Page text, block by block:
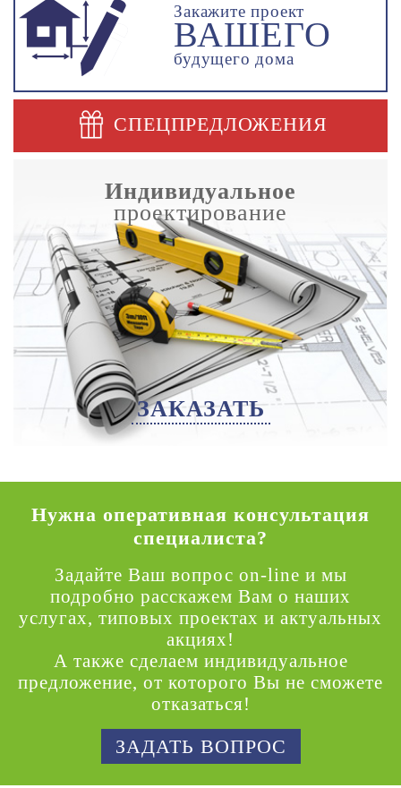
Закажите проект
ВАШЕГО
будущего дома
СПЕЦПРЕДЛОЖЕНИЯ
Индивидуальное
проектирование
ЗАКАЗАТЬ
Нужна оперативная консультация
специалиста?
Задайте Ваш вопрос on-line и мы
подробно расскажем Вам о наших
услугах, типовых проектах и актуальных
акциях!
А также сделаем индивидуальное
предложение, от которого Вы не сможете
отказаться!
ЗАДАТЬ ВОПРОС